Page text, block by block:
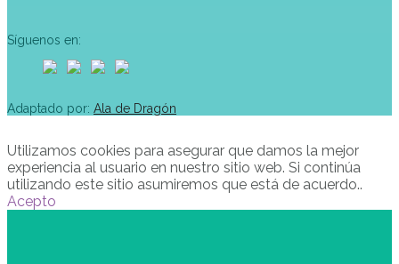
Síguenos en:
Adaptado por: Ala de Dragón
Utilizamos cookies para asegurar que damos la mejor
experiencia al usuario en nuestro sitio web. Si continúa
utilizando este sitio asumiremos que está de acuerdo..
Acepto